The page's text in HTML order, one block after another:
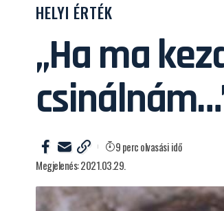
HELYI ÉRTÉK
„Ha ma
Megjelenés: 2021.03.29.
9 perc olvasási idő